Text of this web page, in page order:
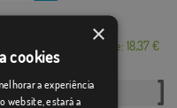
Desde: 18,37 €
×
cookies
a experiência
website, estará a